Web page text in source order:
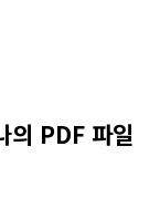
의 PDF 파일